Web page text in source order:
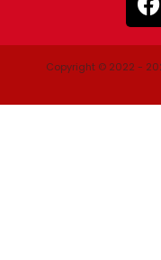
Copyright © 2022 -